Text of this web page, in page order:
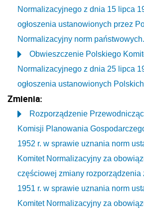
Normalizacyjnego z dnia 15 lipca
ogłoszenia ustanowionych przez
Normalizacyjny norm państwowych.
Obwieszczenie Polskiego
Normalizacyjnego z dnia 25 lipca
ogłoszenia ustanowionych
Zmienia:
Rozporządzenie
Komisji Planowania
1952 r. w sprawie uznania norm
Komitet Normalizacyjny za
częściowej zmiany rozporządzenia
1951 r. w sprawie uznania norm
Komitet Normalizacyjny za